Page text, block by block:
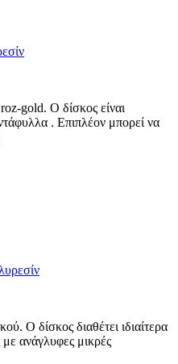
gold. Ο δίσκος είναι
. Επιπλέον μπορεί να
Ο δίσκος διαθέτει ιδιαίτερα
με ανάγλυφες μικρές